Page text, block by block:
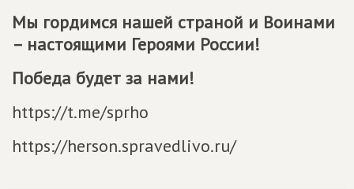
Мы гордимся нашей страной и Воинами
– настоящими Героями России!
Победа будет за нами!
https://t.me/sprho
https://herson.spravedlivo.ru/